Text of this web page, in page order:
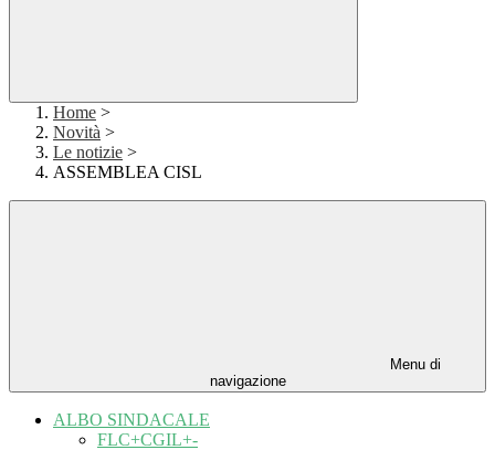
Home >
Novità >
Le notizie >
ASSEMBLEA CISL
Menu di
navigazione
ALBO SINDACALE
FLC+CGIL+-